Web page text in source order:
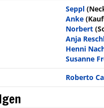
Seppl
Anke
Norbert
Anja
Henni
Susanne
Roberto